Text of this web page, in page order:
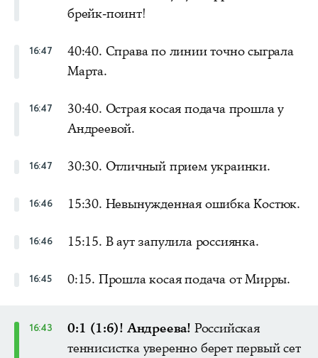
брейк-поинт!
16:47
40:40. Справа по линии точно сыграла
Марта.
16:47
30:40. Острая косая подача прошла у
Андреевой.
16:47 30:30. Отличный прием украинки.
16:46 15:30. Невынужденная ошибка Костюк.
16:46 15:15. В аут запулила россиянка.
16:45 0:15. Прошла косая подача от Мирры.
16:43 0:1 (1:6)! Андреева! Российская
теннисистка уверенно берет первый сет